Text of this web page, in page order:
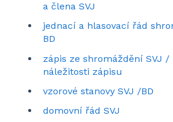
a člena SVJ
jednací a hlasovací řád
BD
zápis ze shromáždění SVJ /
náležitosti zápisu
vzorové stanovy SVJ /BD
domovní řád SVJ